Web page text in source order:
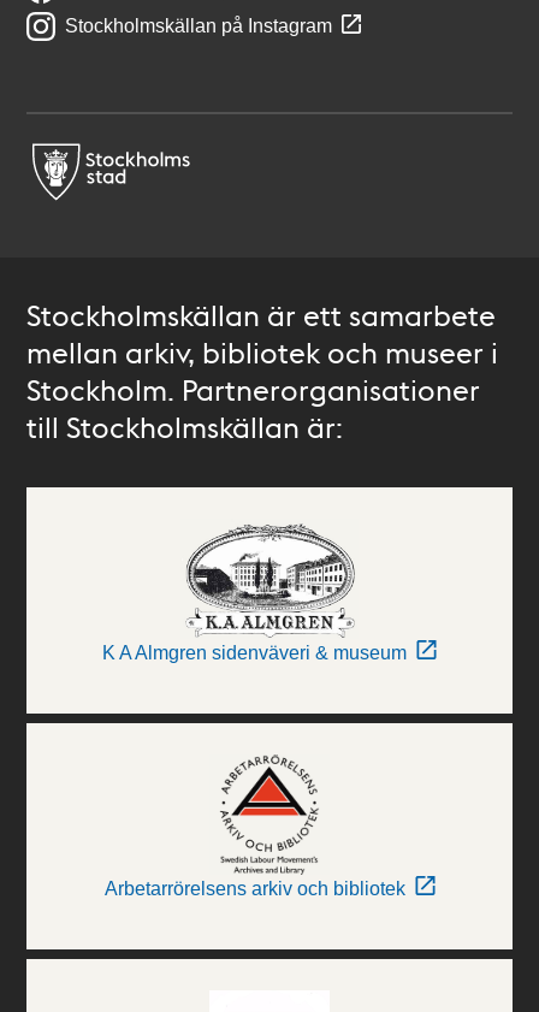
Stockholmskällan på Instagram
Stockholmskällan är ett samarbete
mellan arkiv, bibliotek och museer i
Stockholm. Partnerorganisationer
till Stockholmskällan är:
K A Almgren sidenväveri & museum
Arbetarrörelsens arkiv och bibliotek